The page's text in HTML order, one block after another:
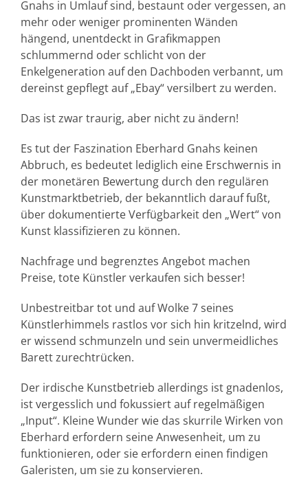
Gnahs in Umlauf sind, bestaunt oder vergessen, an
mehr oder weniger prominenten Wänden
hängend, unentdeckt in Grafikmappen
schlummernd oder schlicht von der
Enkelgeneration auf den Dachboden verbannt, um
dereinst gepflegt auf „Ebay“ versilbert zu werden.
Das ist zwar traurig, aber nicht zu ändern!
Es tut der Faszination Eberhard Gnahs keinen
Abbruch, es bedeutet lediglich eine Erschwernis in
der monetären Bewertung durch den regulären
Kunstmarktbetrieb, der bekanntlich darauf fußt,
über dokumentierte Verfügbarkeit den „Wert“ von
Kunst klassifizieren zu können.
Nachfrage und begrenztes Angebot machen
Preise, tote Künstler verkaufen sich besser!
Unbestreitbar tot und auf Wolke 7 seines
Künstlerhimmels rastlos vor sich hin kritzelnd, wird
er wissend schmunzeln und sein unvermeidliches
Barett zurechtrücken.
Der irdische Kunstbetrieb allerdings ist gnadenlos,
ist vergesslich und fokussiert auf regelmäßigen
„Input“. Kleine Wunder wie das skurrile Wirken von
Eberhard erfordern seine Anwesenheit, um zu
funktionieren, oder sie erfordern einen findigen
Galeristen, um sie zu konservieren.